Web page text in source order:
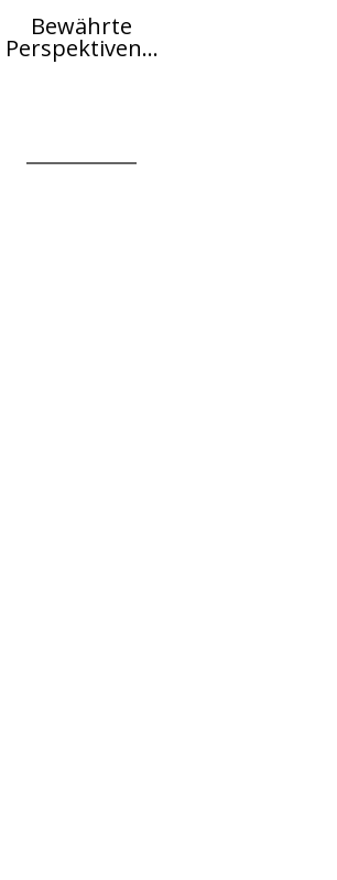
Bewährte
Perspektiven...